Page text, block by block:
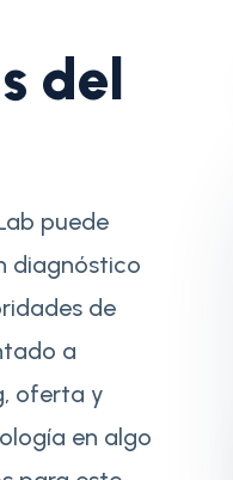
del
puede
diagnóstico
de
a
oferta y
en algo